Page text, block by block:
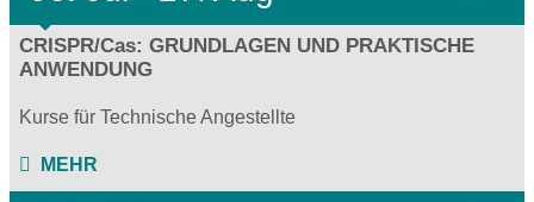
CRISPR/Cas: GRUNDLAGEN UND PRAKTISCHE
ANWENDUNG
Kurse für Technische Angestellte
MEHR